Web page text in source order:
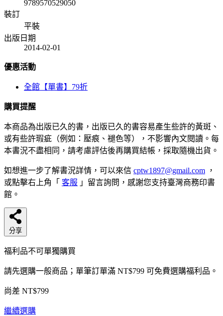
9789570529050
裝訂
平裝
出版日期
2014-02-01
優惠活動
全館【單書】79折
購買提醒
本商品為出版已久的書，出版已久的書容易產生些許的黃斑、
或有些許瑕疵（例如：壓痕、褪色等），不影響內文閱讀。每
本書況不盡相同，請考慮評估後再購買結帳，採取隨機出貨。
如想進一步了解書況詳情，可以來信 cptw1897@gmail.com ，
或點擊右上角「 客服 」留言詢問，感謝您支持臺灣商務印書
館。
分享
福利品不可單獨購買
請先選購一般商品；單筆訂單滿 NT$799 可免費選購福利品。
尚差 NT$799
繼續選購